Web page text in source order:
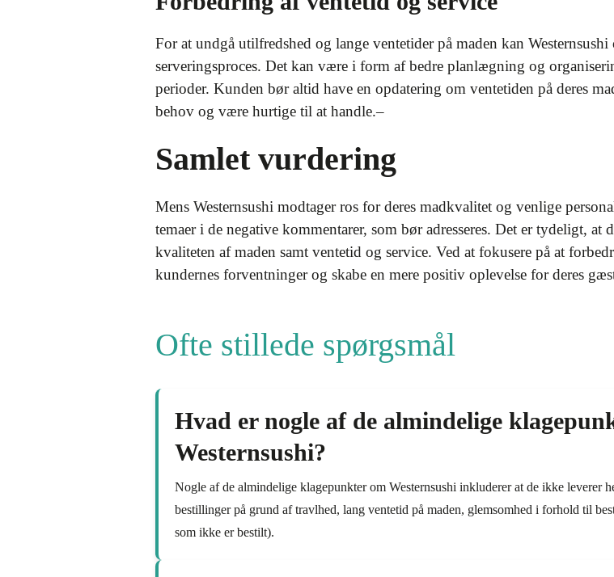
For at undgå utilfredshed og lange ventetider på maden kan
serveringsproces. Det kan være i form af bedre planlægning og
perioder. Kunden bør altid have en opdatering om ventetiden på deres
behov og være hurtige til at handle.–
Samlet vurdering
Mens Westernsushi modtager ros for deres madkvalitet og venlige
temaer i de negative kommentarer, som bør adresseres. Det er tydeligt,
kvaliteten af maden samt ventetid og service. Ved at fokusere på at
kundernes forventninger og skabe en mere positiv oplevelse for deres
Ofte stillede spørgsmål
Hvad er nogle af de almindelige
Westernsushi?
Nogle af de almindelige klagepunkter om Westernsushi inkluderer at de ikke
bestillinger på grund af travlhed, lang ventetid på maden, glemsomhed i forhold til
som ikke er bestilt).